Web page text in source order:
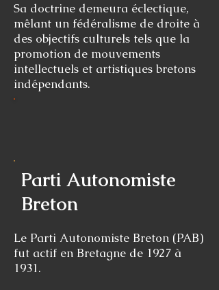
Sa doctrine demeura éclectique,
mêlant un fédéralisme de droite à
des objectifs culturels tels que la
promotion de mouvements
intellectuels et artistiques bretons
indépendants.​
Parti Autonomiste
Breton
Le Parti Autonomiste Breton (PAB)
fut actif en Bretagne de 1927 à
1931.